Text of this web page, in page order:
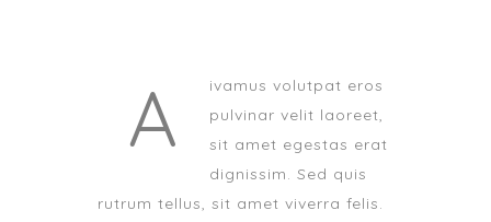
A
ivamus volutpat eros
pulvinar velit laoreet,
sit amet egestas erat
dignissim. Sed quis
rutrum tellus, sit amet viverra felis.